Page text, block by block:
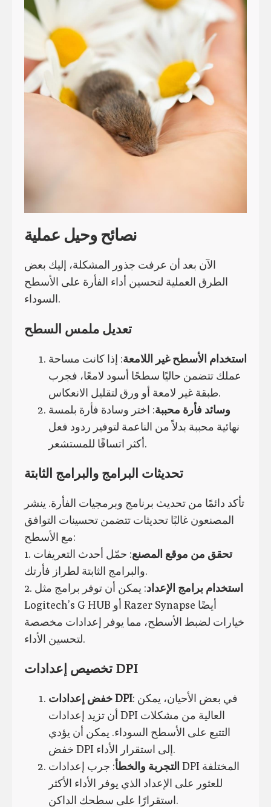
نصائح وحيل عملية
الآن بعد أن عرفت جذور المشكلة، إليك بعض
الطرق العملية لتحسين أداء الفأرة على الأسطح
السوداء.
تعديل ملمس السطح
استخدام الأسطح غير اللامعة: إذا كانت مساحة
عملك تتضمن حاليًا سطحًا أسود لامعًا، فجرب
طبقة غير لامعة أو ورق لتقليل الانعكاس.
وسائد فأرة محببة: اختر وسادة فأرة بلمسة
نهائية محببة بدلاً من الناعمة لتوفير ردود فعل
أكثر اتساقًا للمستشعر.
تحديثات البرامج والبرامج الثابتة
تأكد دائمًا من تحديث برنامج وبرمجيات الفأرة. ينشر
المصنعون غالبًا تحديثات تتضمن تحسينات التوافق
مع الأسطح:
1.
تحقق من موقع المصنع: حمّل أحدث التعريفات
والبرامج الثابتة لطراز فأرتك.
2.
استخدام برامج الإعداد: يمكن أن توفر برامج مثل
Logitech’s G HUB أو Razer Synapse أيضًا
خيارات لضبط الأسطح، مما يوفر إعدادات مخصصة
لتحسين الأداء.
تخصيص إعدادات DPI
خفض إعدادات DPI: في بعض الأحيان، يمكن
أن تزيد إعدادات DPI العالية من مشكلات
التتبع على الأسطح السوداء. يمكن أن يؤدي
خفض DPI إلى استقرار الأداء.
التجربة والخطأ: جرب إعدادات DPI المختلفة
للعثور على الإعداد الذي يوفر الأداء الأكثر
استقرارًا على سطحك الداكن.